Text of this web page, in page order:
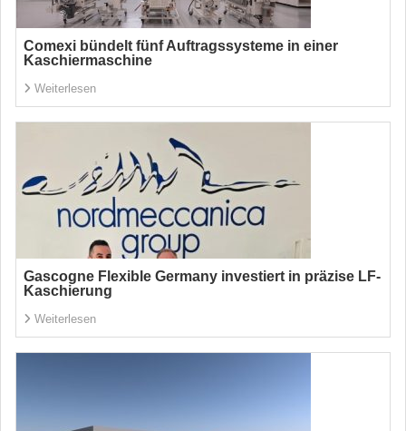
Comexi bündelt fünf Auftragssysteme in einer
Kaschiermaschine
Weiterlesen
Gascogne Flexible Germany investiert in präzise LF-
Kaschierung
Weiterlesen